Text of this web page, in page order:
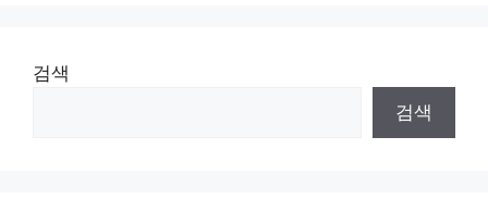
검색
검색